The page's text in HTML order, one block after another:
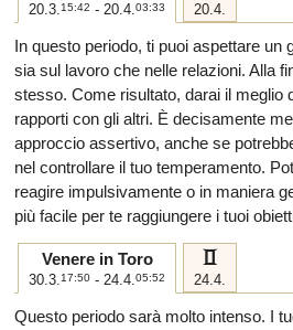
20.3.15:42 - 20.4.03:33 20.4.
In questo periodo, ti puoi aspettare un
sia sul lavoro che nelle relazioni. Alla
stesso. Come risultato, darai il meglio
rapporti con gli altri. È decisamente
approccio assertivo, anche se
nel controllare il tuo temperamento.
reagire impulsivamente o in maniera
più facile per te raggiungere i tuoi
Venere in Toro
30.3.17:50 - 24.4.05:52
c
24.4.
Questo periodo sarà molto intenso. I